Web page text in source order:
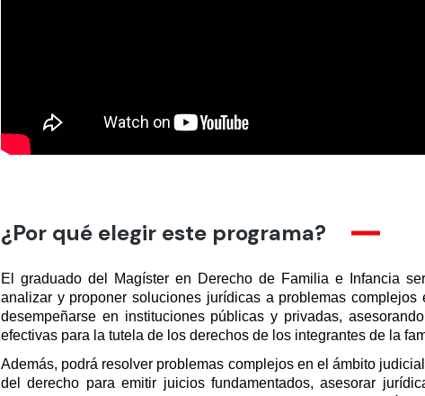
¿Por qué elegir este programa?
El graduado del Magíster en Derecho de Familia e Infancia
analizar y proponer soluciones jurídicas a problemas
desempeñarse en instituciones públicas y privadas,
efectivas para la tutela de los derechos de los integrantes de la
Además, podrá resolver problemas complejos en el ámbito
del derecho para emitir juicios fundamentados, asesorar